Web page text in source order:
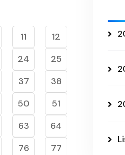
11
12
24
25
37
38
50
51
63
64
76
77